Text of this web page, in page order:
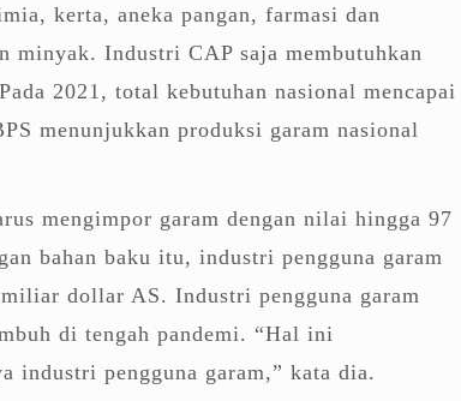
kerta, aneka pangan, farmasi dan
minyak. Industri CAP saja membutuhkan
2021, total kebutuhan nasional mencapai
menunjukkan produksi garam nasional
mengimpor garam dengan nilai hingga 97
bahan baku itu, industri pengguna garam
dollar AS. Industri pengguna garam
di tengah pandemi. “Hal ini
industri pengguna garam,” kata dia.